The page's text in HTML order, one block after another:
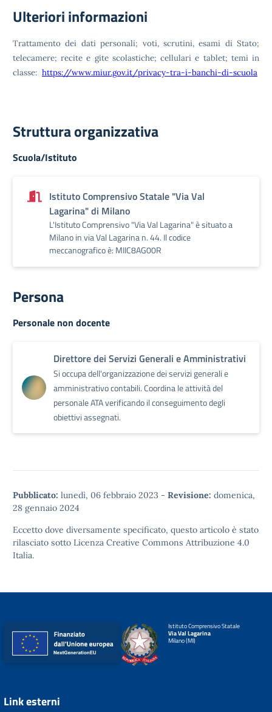
Ulteriori informazioni
Trattamento dei dati personali; voti, scrutini, esami di Stato;
telecamere; recite e gite scolastiche; cellulari e tablet; temi in
classe: https://www.miur.gov.it/privacy-tra-i-banchi-di-scuola
Struttura organizzativa
Scuola/Istituto
Istituto Comprensivo Statale "Via Val
Lagarina" di Milano
L'Istituto Comprensivo "Via Val Lagarina" è situato a
Milano in via Val Lagarina n. 44. Il codice
meccanografico è: MIIC8AG00R
Persona
Personale non docente
Direttore dei Servizi Generali e Amministrativi
Si occupa dell'organizzazione dei servizi generali e
amministrativo contabili. Coordina le attività del
personale ATA verificando il conseguimento degli
obiettivi assegnati.
Pubblicato: lunedì, 06 febbraio 2023 - Revisione: domenica,
28 gennaio 2024
Eccetto dove diversamente specificato, questo articolo è stato
rilasciato sotto Licenza Creative Commons Attribuzione 4.0
Italia.
Istituto Comprensivo Statale
Via Val Lagarina
Milano (MI)
Link esterni